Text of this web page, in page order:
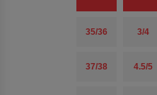
35/36
37/38
3/4
4.5/5